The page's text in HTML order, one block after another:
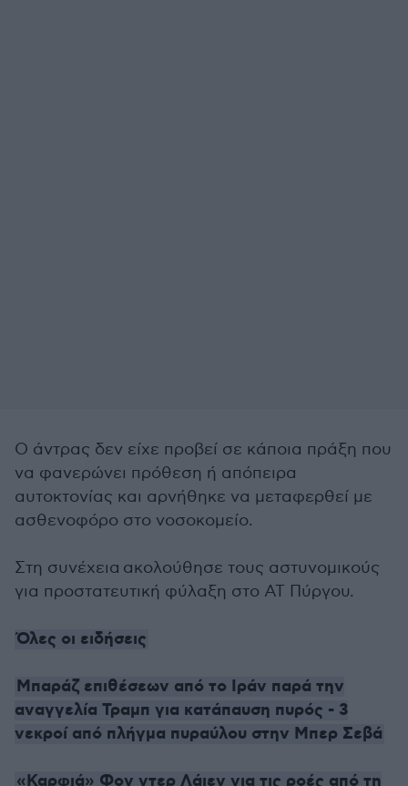
Ο άντρας δεν είχε προβεί σε κάποια πράξη που
να φανερώνει πρόθεση ή απόπειρα
αυτοκτονίας και αρνήθηκε να μεταφερθεί με
ασθενοφόρο στο νοσοκομείο.
Στη συνέχεια ακολούθησε τους αστυνομικούς
για προστατευτική φύλαξη στο ΑΤ Πύργου.
Όλες οι ειδήσεις
Μπαράζ επιθέσεων από το Ιράν παρά την
αναγγελία Τραμπ για κατάπαυση πυρός - 3
νεκροί από πλήγμα πυραύλου στην Μπερ Σεβά
«Καρφιά» Φον ντερ Λάιεν για τις ροές από τη